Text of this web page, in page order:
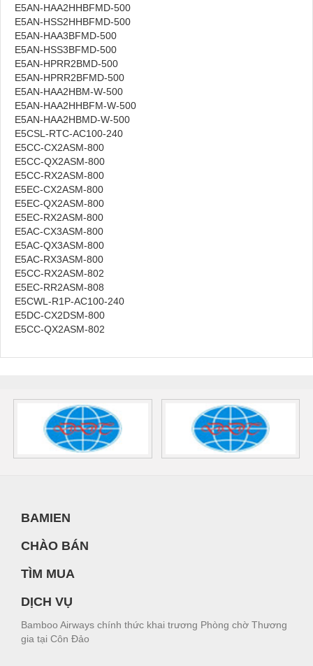
E5AN-HAA2HHBFMD-500
E5AN-HSS2HHBFMD-500
E5AN-HAA3BFMD-500
E5AN-HSS3BFMD-500
E5AN-HPRR2BMD-500
E5AN-HPRR2BFMD-500
E5AN-HAA2HBM-W-500
E5AN-HAA2HHBFM-W-500
E5AN-HAA2HBMD-W-500
E5CSL-RTC-AC100-240
E5CC-CX2ASM-800
E5CC-QX2ASM-800
E5CC-RX2ASM-800
E5EC-CX2ASM-800
E5EC-QX2ASM-800
E5EC-RX2ASM-800
E5AC-CX3ASM-800
E5AC-QX3ASM-800
E5AC-RX3ASM-800
E5CC-RX2ASM-802
E5EC-RR2ASM-808
E5CWL-R1P-AC100-240
E5DC-CX2DSM-800
E5CC-QX2ASM-802
BAMIEN
CHÀO BÁN
TÌM MUA
DỊCH VỤ
Bamboo Airways chính thức khai trương Phòng chờ Thương
gia tại Côn Đảo